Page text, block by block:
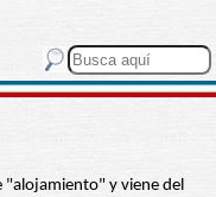
"alojamiento" y viene del